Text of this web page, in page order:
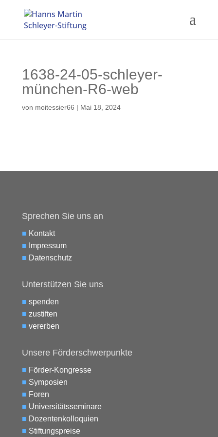
1638-24-05-schleyer-
münchen-R6-web
von moitessier66 | Mai 18, 2024
Sprechen Sie uns an
■ Kontakt
■ Impressum
■ Datenschutz
Unterstützen Sie uns
■ spenden
■ zustiften
■ vererben
Unsere Förderschwerpunkte
■ Förder-Kongresse
■ Symposien
■ Foren
■ Universitätsseminare
■ Dozentenkolloquien
■ Stiftungspreise